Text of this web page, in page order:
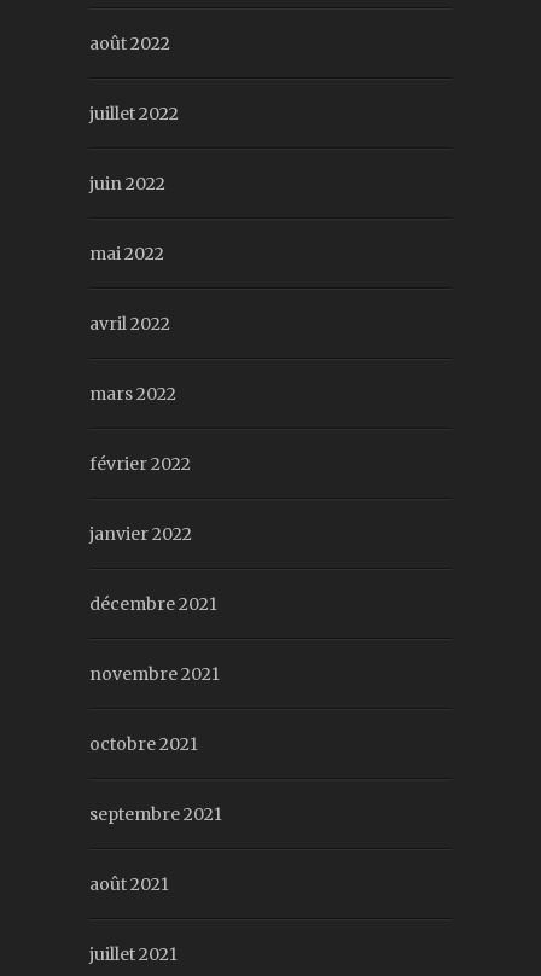
août 2022
juillet 2022
juin 2022
mai 2022
avril 2022
mars 2022
février 2022
janvier 2022
décembre 2021
novembre 2021
octobre 2021
septembre 2021
août 2021
juillet 2021